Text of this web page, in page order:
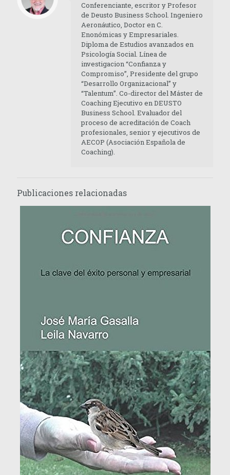
Conferenciante, escritor y Profesor
de Deusto Business School. Ingeniero
Aeronáutico, Doctor en C.
Enonómicas y Empresariales.
Diploma de Estudios avanzados en
Psicología Social. Línea de
investigacion “Confianza y
Compromiso”, Presidente del grupo
“Desarrollo Organizacional” y
“Talentum”. Co-director del Máster de
Coaching Ejecutivo en DEUSTO
Business School. Evaluador del
proceso de acreditación de Coach
profesionales, senior y ejecutivos de
AECOP (Asociación Española de
Coaching).
Publicaciones relacionadas